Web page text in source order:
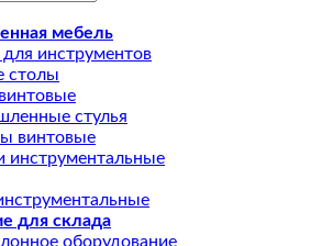
мебель
инструментов
столы
стулья
винтовые
инструментальные
для склада
оборудование